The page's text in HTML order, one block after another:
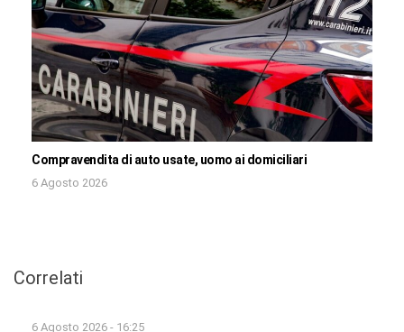
Compravendita di auto usate, uomo ai domiciliari
6 Agosto 2026
Correlati
6 Agosto 2026 - 16:25